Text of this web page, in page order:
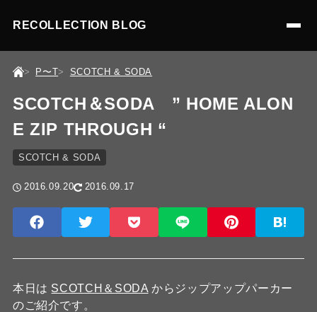
RECOLLECTION BLOG
P〜T SCOTCH & SODA
SCOTCH＆SODA ” HOME ALON
E ZIP THROUGH “
SCOTCH & SODA
2016.09.20 2016.09.17
本日は SCOTCH＆SODA からジップアップパーカー
のご紹介です。